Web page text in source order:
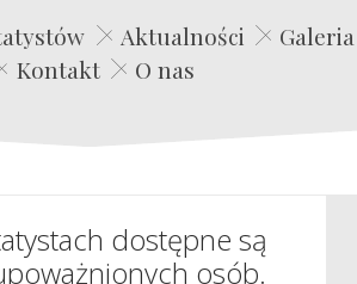
Edwin Film Agencja Aktorska
Aktualności
Galeria
Kontakt
O nas
dostępne są
osób.